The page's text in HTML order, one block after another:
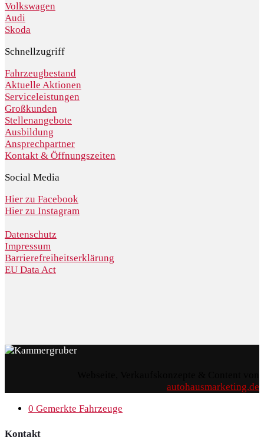
Volkswagen
Audi
Skoda
Schnellzugriff
Fahrzeugbestand
Aktuelle Aktionen
Serviceleistungen
Großkunden
Stellenangebote
Ausbildung
Ansprechpartner
Kontakt & Öffnungszeiten
Social Media
Hier zu Facebook
Hier zu Instagram
Datenschutz
Impressum
Barrierefreiheitserklärung
EU Data Act
autohausmarketing.de
0 Gemerkte Fahrzeuge
Kontakt